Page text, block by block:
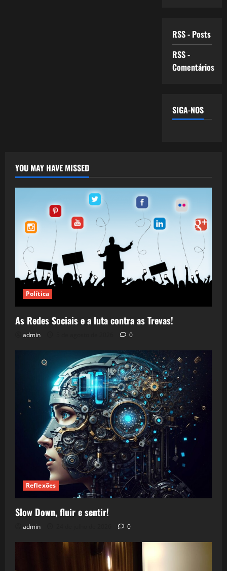
RSS - Posts
RSS -
Comentários
SIGA-NOS
YOU MAY HAVE MISSED
Política
As Redes Sociais e a luta contra as Trevas!
admin 0
Reflexões
Slow Down, fluir e sentir!
admin 0